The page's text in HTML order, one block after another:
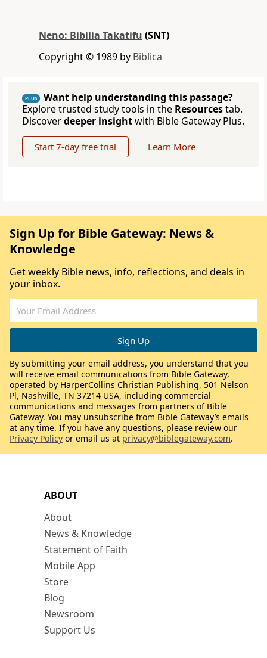
Neno: Bibilia Takatifu (SNT)
Copyright © 1989 by Biblica
PLUS
Want help understanding this passage?
Explore trusted study tools in the Resourcestab.
Discoverdeeper insightwith Bible Gateway Plus.
Start 7-day free trial Learn More
ABOUT
About
News & Knowledge
Statement of Faith
Mobile App
Store
Blog
Newsroom
Support Us
Sign Up for Bible Gateway: News &
Knowledge
Get weekly Bible news, info, reflections, and deals in
your inbox.
By submitting your email address, you understand that you
will receive email communications from Bible Gateway,
operated by HarperCollins Christian Publishing, 501 Nelson
Pl, Nashville, TN 37214 USA, including commercial
communications and messages from partners of Bible
Gateway. You may unsubscribe from Bible Gateway’s emails
at any time. If you have any questions, please review our
Privacy Policy or email us at privacy@biblegateway.com.